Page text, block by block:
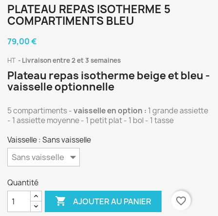
PLATEAU REPAS ISOTHERME 5
COMPARTIMENTS BLEU
79,00 €
HT Livraison entre 2 et 3 semaines
Plateau repas isotherme beige et bleu -
vaisselle optionnelle
5 compartiments -vaisselle en option : 1 grande assiette
- 1 assiette moyenne - 1 petit plat - 1 bol - 1 tasse
Vaisselle : Sans vaisselle
Quantité
 AJOUTER AU PANIER favorite_border